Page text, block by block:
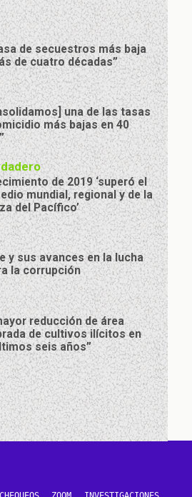
de secuestros más baja
de cuatro décadas”
una de las tasas
más bajas en 40
de 2019 ‘superó el
mundial, regional y de la
del Pacífico’
y sus avances en la lucha
la corrupción
reducción de área
de cultivos ilícitos en
seis años”